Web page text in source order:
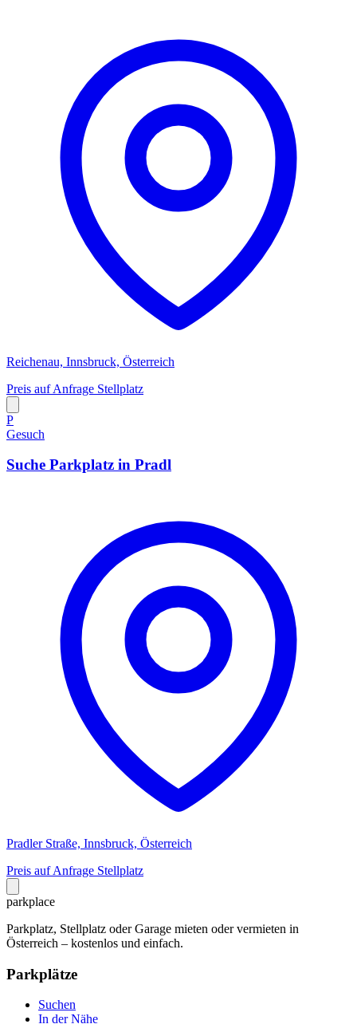
Reichenau, Innsbruck, Österreich
Preis auf Anfrage Stellplatz
P
Gesuch
Suche Parkplatz in Pradl
Pradler Straße, Innsbruck, Österreich
Preis auf Anfrage Stellplatz
parkplace
Parkplatz, Stellplatz oder Garage mieten oder vermieten in
Österreich – kostenlos und einfach.
Parkplätze
Suchen
In der Nähe